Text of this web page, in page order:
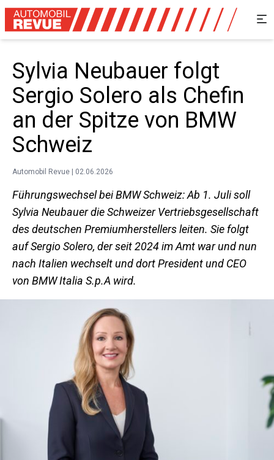
Sylvia Neubauer folgt
Sergio Solero als Chefin
an der Spitze von BMW
Schweiz
Automobil Revue | 02.06.2026
Führungswechsel bei BMW Schweiz: Ab 1. Juli soll
Sylvia Neubauer die Schweizer Vertriebsgesellschaft
des deutschen Premiumherstellers leiten. Sie folgt
auf Sergio Solero, der seit 2024 im Amt war und nun
nach Italien wechselt und dort President und CEO
von BMW Italia S.p.A wird.